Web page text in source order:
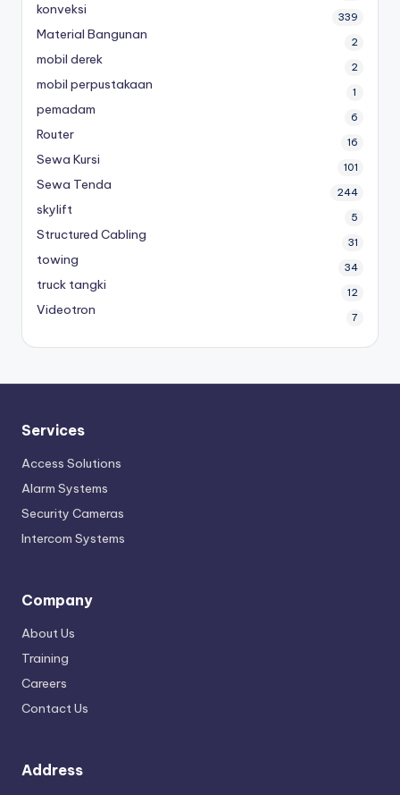
konveksi 339
Material Bangunan 2
mobil derek 2
mobil perpustakaan 1
pemadam 6
Router 16
Sewa Kursi 101
Sewa Tenda 244
skylift 5
Structured Cabling 31
towing 34
truck tangki 12
Videotron 7
Services
Access Solutions
Alarm Systems
Security Cameras
Intercom Systems
Company
About Us
Training
Careers
Contact Us
Address